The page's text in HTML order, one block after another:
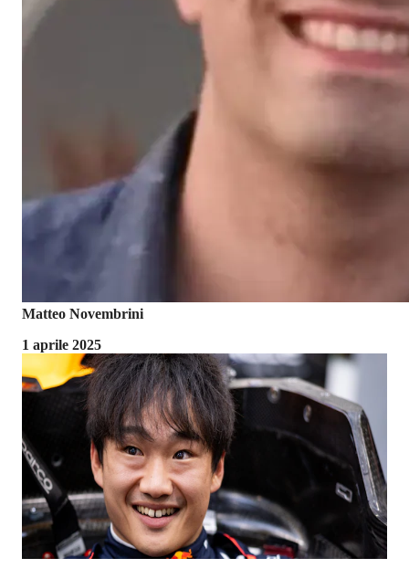
Matteo Novembrini
1 aprile 2025